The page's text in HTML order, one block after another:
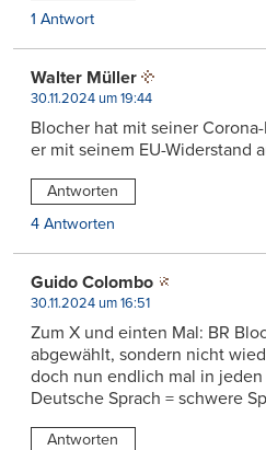
1 Antwort
Walter Müller
30.11.2024 um 19:44
Blocher hat mit seiner
er mit seinem EU-Widerstand
Antworten
4 Antworten
Guido Colombo
30.11.2024 um 16:51
Zum X und einten Mal: BR
abgewählt, sondern nicht
doch nun endlich mal in
Deutsche Sprach = schwere
Antworten